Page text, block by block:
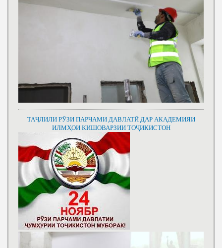
ТАҶЛИЛИ РӮЗИ ПАРЧАМИ ДАВЛАТӢ ДАР АКАДЕМИЯИ
ИЛМҲОИ КИШОВАРЗИИ ТОҶИКИСТОН